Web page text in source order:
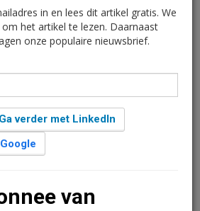
huurt
in centrum
2025 om 11:48
1 minuut leestijd
Shoe Level heeft
in en lees dit artikel gratis. We
het artikel te lezen. Daarnaast
onze populaire nieuwsbrief.
Ga verder met LinkedIn
van